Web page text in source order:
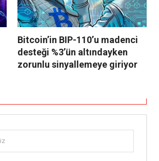
Bitcoin’in BIP-110’u madenci
desteği %3’ün altındayken
zorunlu sinyallemeye giriyor